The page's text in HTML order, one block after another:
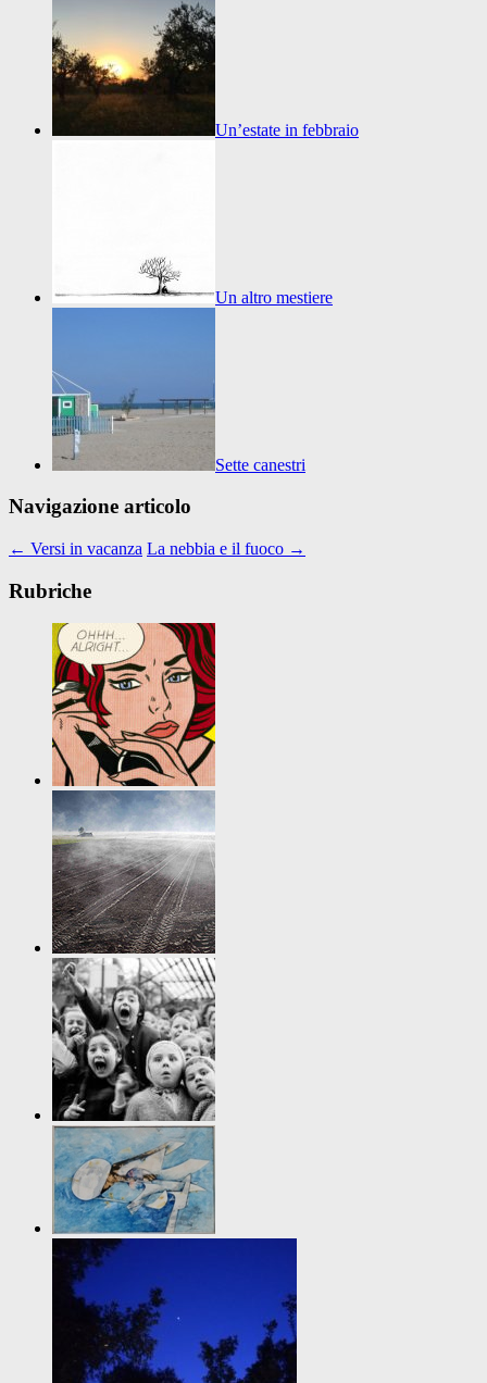
Un’estate in febbraio
Un altro mestiere
Sette canestri
Navigazione articolo
← Versi in vacanza La nebbia e il fuoco →
Rubriche